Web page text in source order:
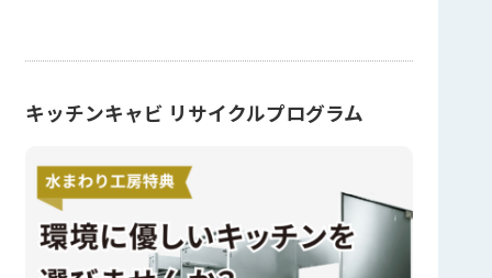
キッチンキャビ リサイクルプログラム